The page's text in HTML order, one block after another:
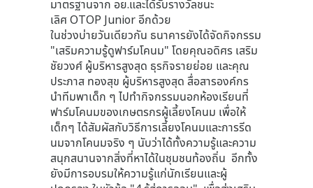
มาตรฐานจาก อย.และได้รับรางวัลชนะ
เลิศ OTOP Junior อีกด้วย
ในช่วงบ่ายวันเดียวกัน ธนาคารยังได้จัดกิจกรรม
"เสริมความรู้ดูฟาร์มโคนม" โดยคุณอดิศร เสริม
ชัยวงศ์ ผู้บริหารสูงสุด ธุรกิจรายย่อย และคุณ
ประภาส ทองสุข ผู้บริหารสูงสุด สื่อสารองค์กร
นำทีมพาเด็ก ๆ ไปทำกิจกรรมนอกห้องเรียนที่
ฟาร์มโคนมของเกษตรกรผู้เลี้ยงโคนม เพื่อให้
เด็กๆ ได้สัมผัสกับวิธีการเลี้ยงโคนมและการรีด
นมจากโคนมจริง ๆ นับว่าได้ทั้งความรู้และความ
สนุกสนานจากสิ่งที่หาได้ในชุมชนท้องถิ่น อีกทั้ง
ยังมีการอบรมให้ความรู้แก่นักเรียนและผู้